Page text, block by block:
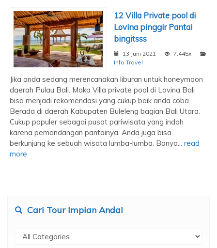
12 Villa Private pool di
Lovina pinggir Pantai
bingitsss
13 Juni 2021
7.445x
Info Travel
Jika anda sedang merencanakan liburan untuk honeymoon
daerah Pulau Bali. Maka Villa private pool di Lovina Bali
bisa menjadi rekomendasi yang cukup baik anda coba.
Berada di daerah Kabupaten Buleleng bagian Bali Utara.
Cukup populer sebagai pusat pariwisata yang indah
karena pemandangan pantainya. Anda juga bisa
berkunjung ke sebuah wisata lumba-lumba. Banya... read
more
Cari Tour Impian Anda!